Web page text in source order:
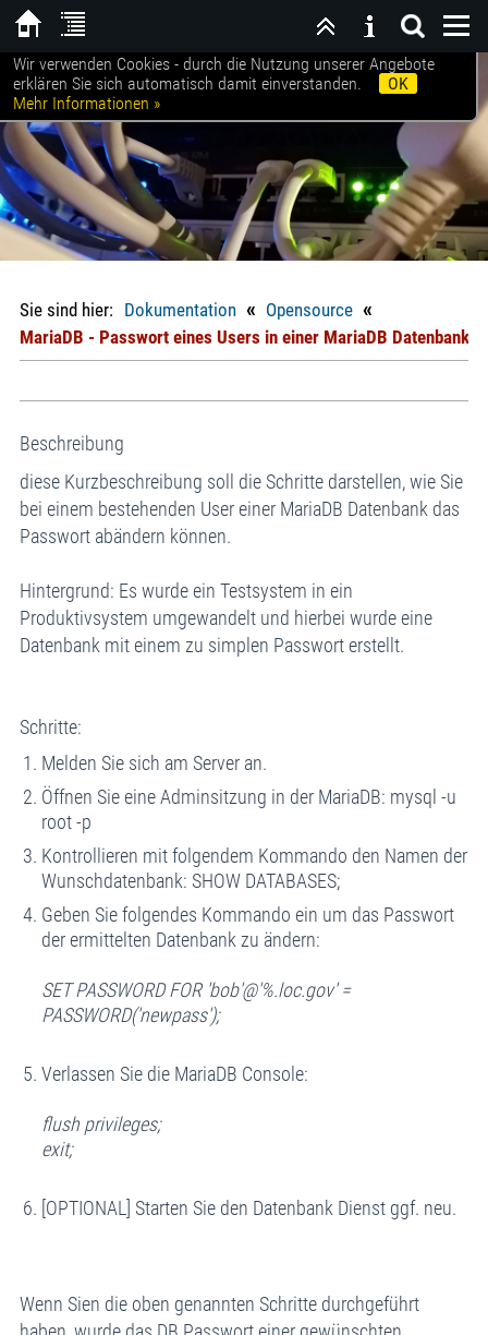
Willkommen bei SCHROETER|EDV
Sie sind hier: Dokumentation « Opensource «
MariaDB - Passwort eines Users in einer MariaDB Datenbank
Beschreibung
diese Kurzbeschreibung soll die Schritte darstellen, wie Sie
bei einem bestehenden User einer MariaDB Datenbank das
Passwort abändern können.
Hintergrund: Es wurde ein Testsystem in ein
Produktivsystem umgewandelt und hierbei wurde eine
Datenbank mit einem zu simplen Passwort erstellt.
Schritte:
Melden Sie sich am Server an.
Öffnen Sie eine Adminsitzung in der MariaDB: mysql -u
root -p
Kontrollieren mit folgendem Kommando den Namen der
Wunschdatenbank: SHOW DATABASES;
Geben Sie folgendes Kommando ein um das Passwort
der ermittelten Datenbank zu ändern:
SET PASSWORD FOR 'bob'@'%.loc.gov' =
PASSWORD('newpass');
Verlassen Sie die MariaDB Console:
flush privileges;
exit;
[OPTIONAL] Starten Sie den Datenbank Dienst ggf. neu.
Wenn Sien die oben genannten Schritte durchgeführt
Wir verwenden Cookies - durch die Nutzung unserer Angebote
erklären Sie sich automatisch damit einverstanden.
OK
Mehr Informationen »